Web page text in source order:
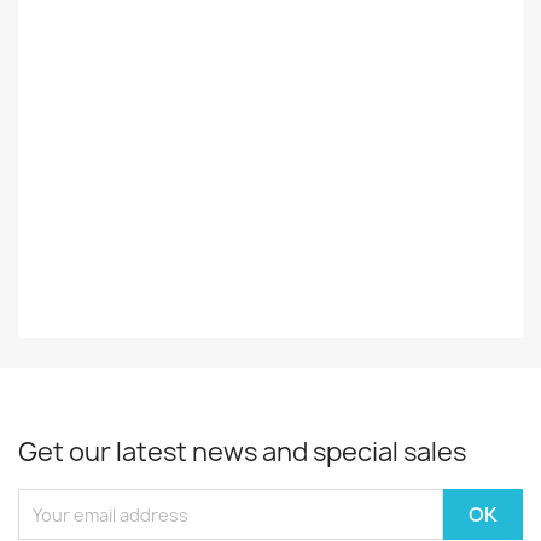
Get our latest news and special sales